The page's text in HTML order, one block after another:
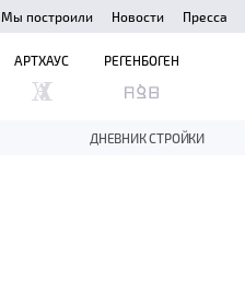
Мы построили Новости Пресса
ДНЕВНИК СТРОЙКИ
АРТХАУС РЕГЕНБОГЕН